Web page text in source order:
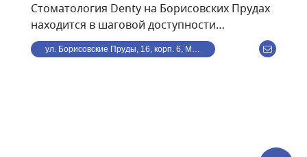
Стоматология Denty на Борисовских Прудах
находится в шаговой доступности
от станции метро
Борисово.Стоматологическая клиника Denty
ул. Борисовские Пруды, 16, корп. 6, Москва, Россия